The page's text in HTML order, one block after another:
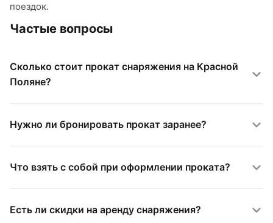
поездок.
Частые вопросы
Сколько стоит прокат снаряжения на Красной
Поляне?
Нужно ли бронировать прокат заранее?
Что взять с собой при оформлении проката?
Есть ли скидки на аренду снаряжения?